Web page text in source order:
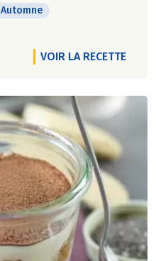
Automne
VOIR LA RECETTE